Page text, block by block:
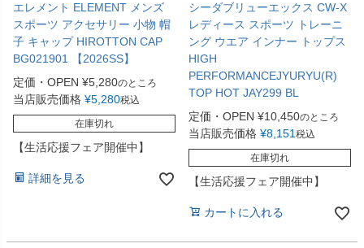
エレメント ELEMENT メンズ
スポーツ アクセサリー 小物 帽
子 キャップ HIROTTON CAP
BG021901 【2026SS】
定価・OPEN ¥5,280のところ
当店販売価格 ¥5,280税込
在庫切れ
【生活応援フェア開催中】
詳細を見る
シーダブリューエックス CW-X
レディース スポーツ トレーニ
ング ウエア インナー トップス
HIGH
PERFORMANCEJYURYU(R)
TOP HOT JAY299 BL
定価・OPEN ¥10,450のところ
当店販売価格 ¥8,151 税込
在庫切れ
【生活応援フェア開催中】
カートに入れる